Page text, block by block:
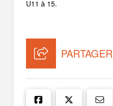
U11 à 15.
PARTAGER